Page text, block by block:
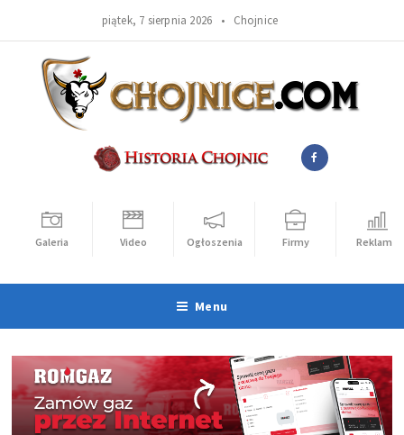
piątek, 7 sierpnia 2026 • Chojnice
Galeria Video Ogłoszenia Firmy Reklama
Menu